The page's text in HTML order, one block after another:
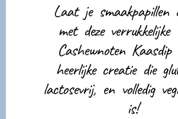
Laat je smaakpapillen
met deze verrukkelijke
Cashewnoten
heerlijke creatie die
lactosevrij, en volledig
is!